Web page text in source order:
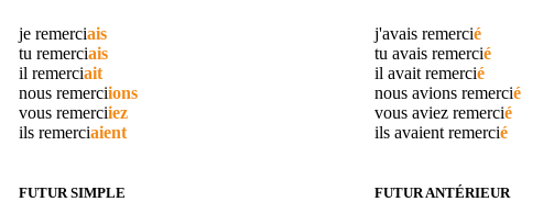
je remerciais
tu remerciais
il remerciait
nous remerciions
vous remerciiez
ils remerciaient
j'avais remercié
tu avais remercié
il avait remercié
nous avions remercié
vous aviez remercié
ils avaient remercié
FUTUR SIMPLE FUTUR ANTÉRIEUR